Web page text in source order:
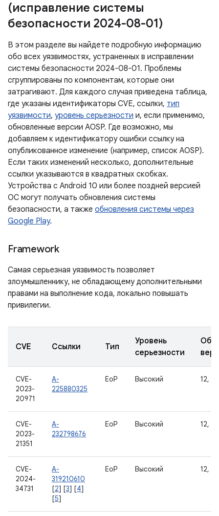
(исправление системы
безопасности 2024-08-01)
В этом разделе вы найдете подробную информацию
обо всех уязвимостях, устраненных в исправлении
системы безопасности 2024-08-01. Проблемы
сгруппированы по компонентам, которые они
затрагивают. Для каждого случая приведена таблица,
где указаны идентификаторы CVE, ссылки, тип
уязвимости, уровень серьезности и, если применимо,
обновленные версии AOSP. Где возможно, мы
добавляем к идентификатору ошибки ссылку на
опубликованное изменение (например, список AOSP).
Если таких изменений несколько, дополнительные
ссылки указываются в квадратных скобках.
Устройства с Android 10 или более поздней версией
ОС могут получать обновления системы
безопасности, а также обновления системы через
Google Play.
Framework
Самая серьезная уязвимость позволяет
злоумышленнику, не обладающему дополнительными
правами на выполнение кода, локально повышать
привилегии.
CVE Ссылки Тип
Уровень
серьезности
CVE-
2023-
20971
A-
225880325
EoP Высокий 12,
CVE-
2023-
21351
A-
232798676
EoP Высокий 12,
CVE-
2024-
34731
A-
319210610
[2] [3] [4]
[5]
EoP Высокий 12,